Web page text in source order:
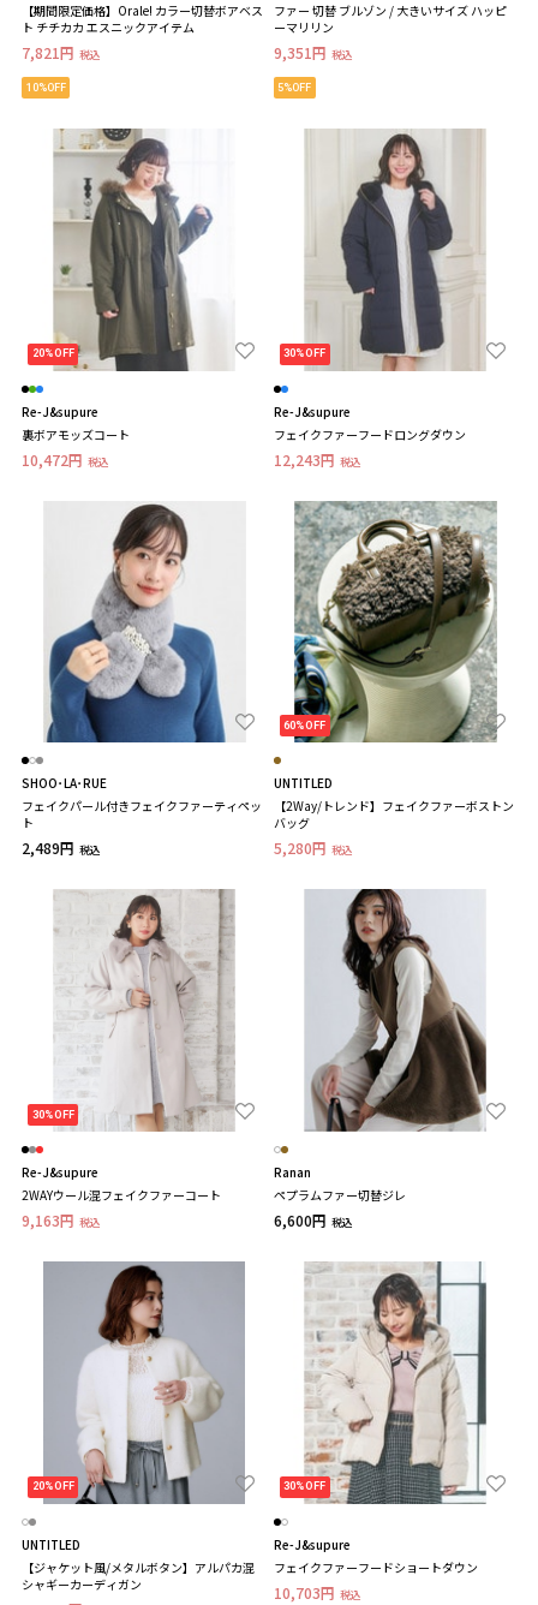
【期間限定価格】Orale! カラー切替ボアベス
ト チチカカ エスニックアイテム
7,821円 税込
10%OFF
ファー 切替 ブルゾン / 大きいサイズ ハッピ
ーマリリン
9,351円 税込
5%OFF
20%OFF
Re-J&supure
裏ボアモッズコート
10,472円 税込
30%OFF
Re-J&supure
フェイクファーフードロングダウン
12,243円 税込
SHOO･LA･RUE
フェイクパール付きフェイクファーティペッ
ト
2,489円 税込
60%OFF
UNTITLED
【2Way/トレンド】フェイクファーボストン
バッグ
5,280円 税込
30%OFF
Re-J&supure
2WAYウール混フェイクファーコート
9,163円 税込
Ranan
ペプラムファー切替ジレ
6,600円 税込
20%OFF
UNTITLED
【ジャケット風/メタルボタン】アルパカ混
シャギーカーディガン
30%OFF
Re-J&supure
フェイクファーフードショートダウン
10,703円 税込